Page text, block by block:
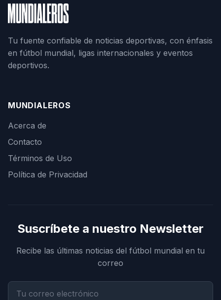
Tu fuente confiable de noticias deportivas, con énfasis
en fútbol mundial, ligas internacionales y eventos
deportivos.
MUNDIALEROS
Acerca de
Contacto
Términos de Uso
Política de Privacidad
Suscríbete a nuestro Newsletter
Recibe las últimas noticias del fútbol mundial en tu
correo